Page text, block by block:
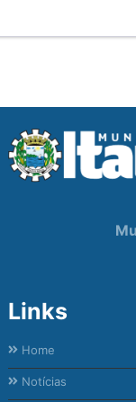
Links
Home
Notícias